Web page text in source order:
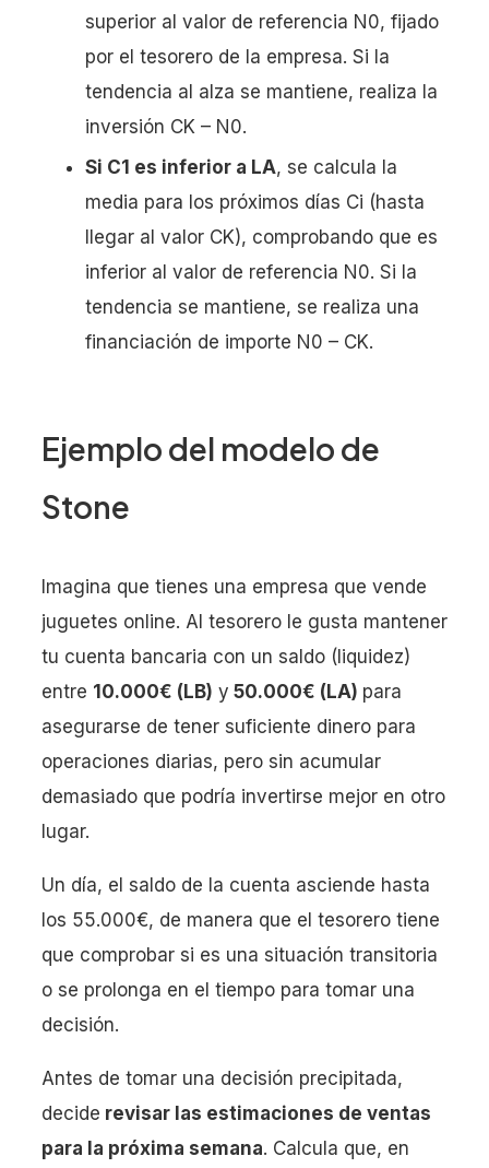
superior al valor de referencia N0, fijado
por el tesorero de la empresa. Si la
tendencia al alza se mantiene, realiza la
inversión CK – N0.
Si C1 es inferior a LA, se calcula la
media para los próximos días Ci (hasta
llegar al valor CK), comprobando que es
inferior al valor de referencia N0. Si la
tendencia se mantiene, se realiza una
financiación de importe N0 – CK.
Ejemplo del modelo de
Stone
Imagina que tienes una empresa que vende
juguetes online. Al tesorero le gusta mantener
tu cuenta bancaria con un saldo (liquidez)
entre 10.000€ (LB) y 50.000€ (LA) para
asegurarse de tener suficiente dinero para
operaciones diarias, pero sin acumular
demasiado que podría invertirse mejor en otro
lugar.
Un día, el saldo de la cuenta asciende hasta
los 55.000€, de manera que el tesorero tiene
que comprobar si es una situación transitoria
o se prolonga en el tiempo para tomar una
decisión.
Antes de tomar una decisión precipitada,
decide revisar las estimaciones de ventas
para la próxima semana. Calcula que, en